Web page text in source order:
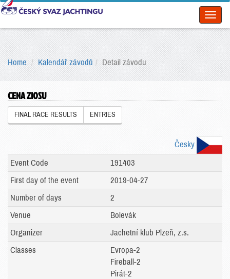
Home Kalendář závodů Detail závodu
CENA ZIOSU
FINAL RACE RESULTS ENTRIES
Česky
Event Code
191403
First day of the event
2019-04-27
Number of days
2
Venue
Bolevák
Organizer
Jachetní klub Plzeň, z.s.
Classes
Evropa-2
Fireball-2
Pirát-2